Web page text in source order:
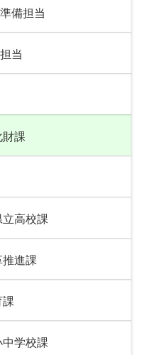
備担当
当
財課
高校課
進課
課
学校課